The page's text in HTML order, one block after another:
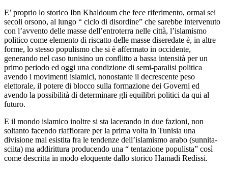
E’ proprio lo storico Ibn Khaldoum che fece riferimento, ormai sei
secoli orsono, al lungo “ ciclo di disordine” che sarebbe intervenuto
con l’avvento delle masse dell’entroterra nelle città, l’islamismo
politico come elemento di riscatto delle masse diseredate è, in altre
forme, lo stesso populismo che si è affermato in occidente,
generando nel caso tunisino un conflitto a bassa intensità per un
primo periodo ed oggi una condizione di semi-paralisi politica
avendo i movimenti islamici, nonostante il decrescente peso
elettorale, il potere di blocco sulla formazione dei Governi ed
avendo la possibilità di determinare gli equilibri politici da qui al
futuro.
E il mondo islamico inoltre si sta lacerando in due fazioni, non
soltanto facendo riaffiorare per la prima volta in Tunisia una
divisione mai esistita fra le tendenze dell’islamismo arabo (sunnita-
sciita) ma addirittura producendo una “ tentazione populista” così
come descritta in modo eloquente dallo storico Hamadi Redissi.